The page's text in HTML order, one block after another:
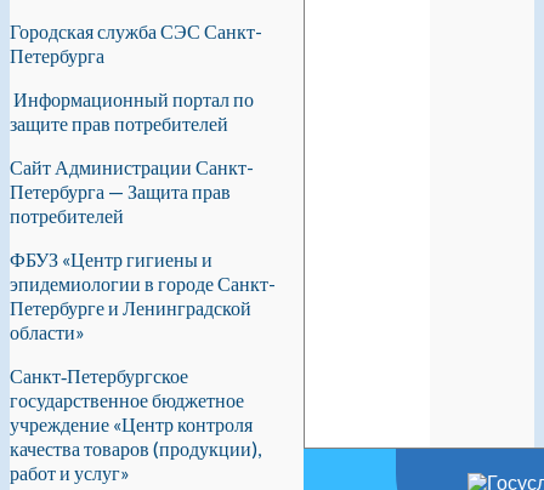
Городская служба СЭС Санкт-
Петербурга
Информационный портал по
защите прав потребителей
Сайт Администрации Санкт-
Петербурга — Защита прав
потребителей
ФБУЗ «Центр гигиены и
эпидемиологии в городе Санкт-
Петербурге и Ленинградской
области»
Санкт‑Петербургское
государственное бюджетное
учреждение «Центр контроля
качества товаров (продукции),
работ и услуг»